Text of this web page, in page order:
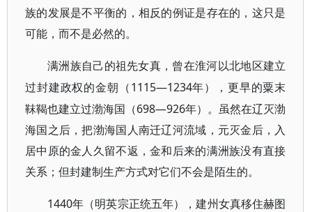
族的发展是不平衡的，相反的例证是存在的，这只是
可能，而不是必然的。
满洲族自己的祖先女真，曾在淮河以北地区建立
过封建政权的金朝（ 1115—1234年），更早的粟末
靺鞨也建立过渤海国（698—926年）。虽然在辽灭渤
海国之后，把渤海国人南迁辽河流域，元灭金后，入
居中原的金人久留不返，金和后来的满洲族没有直接
关系；但封建制生产方式对它们不会是陌生的。
1440年（明英宗正统五年），建州女真移住赫图